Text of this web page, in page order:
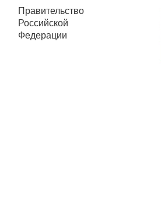
Правительство
Российской
Федерации